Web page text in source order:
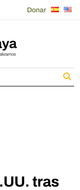
Donar
tras